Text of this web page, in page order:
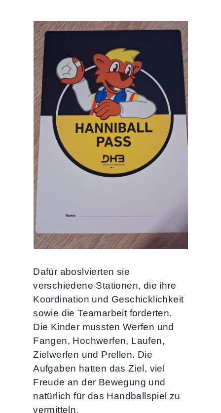
Dafür aboslvierten sie
verschiedene Stationen, die ihre
Koordination und Geschicklichkeit
sowie die Teamarbeit forderten.
Die Kinder mussten Werfen und
Fangen, Hochwerfen, Laufen,
Zielwerfen und Prellen. Die
Aufgaben hatten das Ziel, viel
Freude an der Bewegung und
natürlich für das Handballspiel zu
vermitteln.